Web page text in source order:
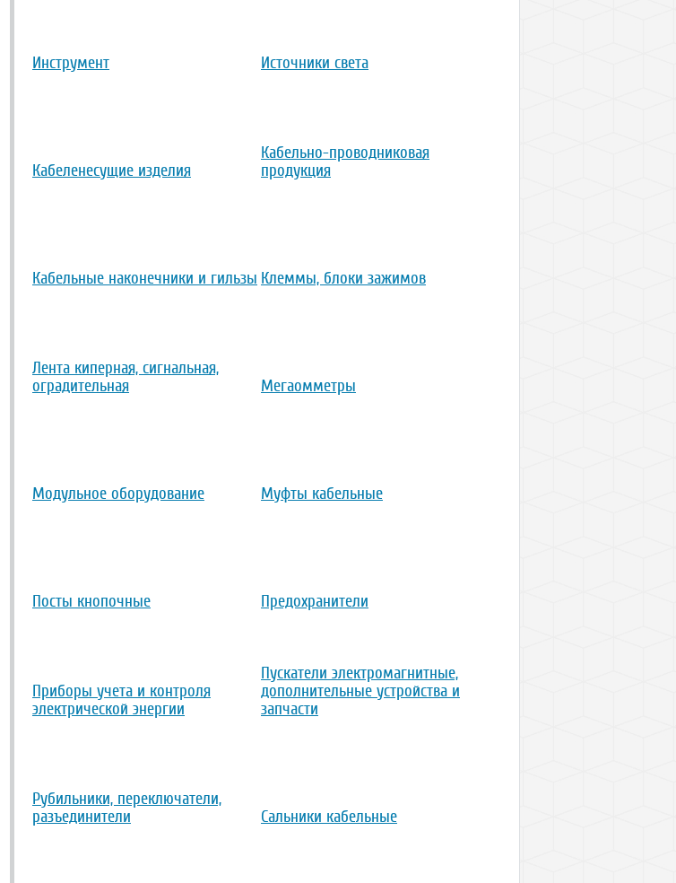
Инструмент Источники света
Кабеленесущие изделия
Кабельно-проводниковая
продукция
Кабельные наконечники и гильзы Клеммы, блоки зажимов
Лента киперная, сигнальная,
оградительная
Мегаомметры
Модульное оборудование Муфты кабельные
Посты кнопочные Предохранители
Приборы учета и контроля
электрической энергии
Пускатели электромагнитные,
дополнительные устройства и
запчасти
Рубильники, переключатели,
разъединители
Сальники кабельные